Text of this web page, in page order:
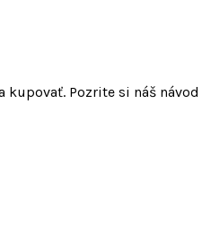
Pozrite si náš